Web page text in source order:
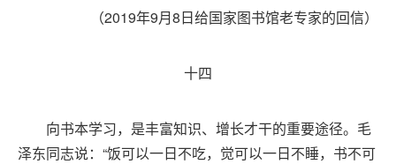
（2019年9月8日给国家图书馆老专家的回信）
十四
向书本学习，是丰富知识、增长才干的重要途径。毛
泽东同志说：“饭可以一日不吃，觉可以一日不睡，书不可